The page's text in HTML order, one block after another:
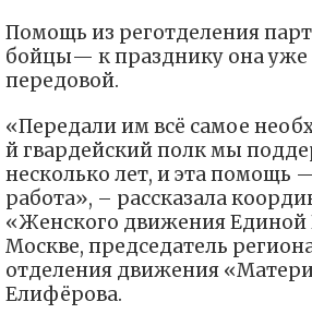
Помощь из реготделения
бойцы— к празднику она уже
передовой.
«Передали им всё самое
й гвардейский полк мы
несколько лет, и эта помощь
работа», – рассказала
«Женского движения Единой
Москве, председатель
отделения движения
Елифёрова.